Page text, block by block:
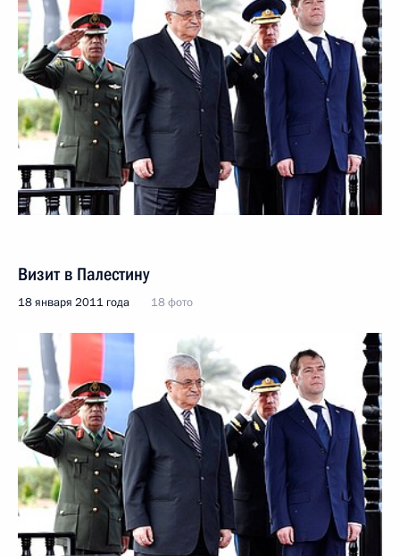
Визит в Палестину
18 января 2011 года 18 фото